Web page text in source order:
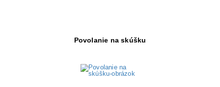
Povolanie na skúšku